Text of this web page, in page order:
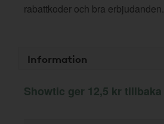
rabattkoder och bra erbjudanden.
Information
Showtic ger 12,5 kr tillbaka